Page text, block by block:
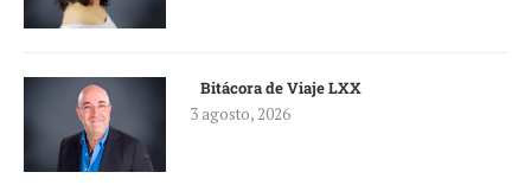
Bitácora de Viaje LXX
3 agosto, 2026